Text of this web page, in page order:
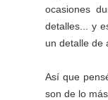
ocasiones
detalles... y
un detalle de
Así que
son de lo